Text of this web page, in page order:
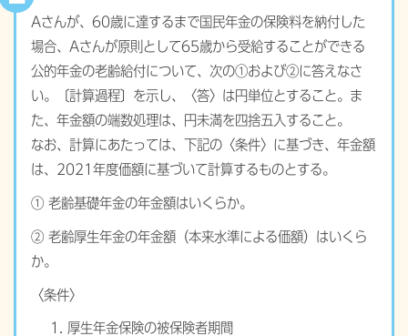
Aさんが、60歳に達するまで国民年金の保険料を納付した
場合、Aさんが原則として65歳から受給することができる
公的年金の老齢給付について、次の①および②に答えなさ
い。〔計算過程〕を示し、〈答〉は円単位とすること。ま
た、年金額の端数処理は、円未満を四捨五入すること。
なお、計算にあたっては、下記の〈条件〉に基づき、年金額
は、2021年度価額に基づいて計算するものとする。
① 老齢基礎年金の年金額はいくらか。
② 老齢厚生年金の年金額（本来水準による価額）はいくら
か。
〈条件〉
厚生年金保険の被保険者期間